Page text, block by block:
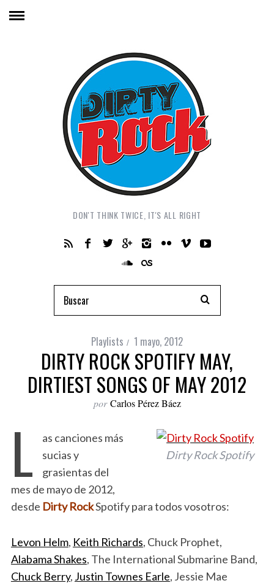
DON'T THINK TWICE, IT'S ALL RIGHT
Playlists 1 mayo, 2012
DIRTY ROCK SPOTIFY MAY,
DIRTIEST SONGS OF MAY 2012
por Carlos Pérez Báez
Dirty Rock Spotify
L
as canciones más
sucias y
grasientas del
mes de mayo de 2012,
desde Dirty RockSpotify para todos vosotros:
Levon Helm, Keith Richards, Chuck Prophet,
Alabama Shakes, The International Submarine Band,
Chuck Berry, Justin Townes Earle, Jessie Mae